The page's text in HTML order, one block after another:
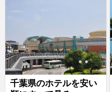
千葉県のホテルを安い